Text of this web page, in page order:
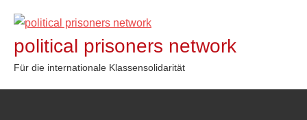
Inhalt
springen
political prisoners network
Für die internationale Klassensolidarität